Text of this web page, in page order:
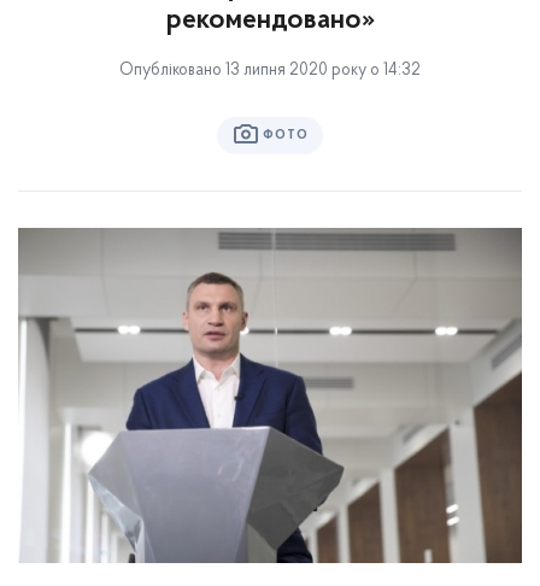
рекомендовано»
Опубліковано 13 липня 2020 року о 14:32
ФОТО